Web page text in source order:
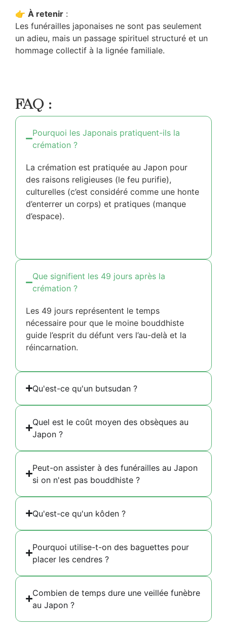
👉 À retenir :
Les funérailles japonaises ne sont pas seulement
un adieu, mais un passage spirituel structuré et un
hommage collectif à la lignée familiale.
FAQ :
Pourquoi les Japonais pratiquent-ils la
crémation ?
La crémation est pratiquée au Japon pour
des raisons religieuses (le feu purifie),
culturelles (c’est considéré comme une honte
d’enterrer un corps) et pratiques (manque
d’espace).
Que signifient les 49 jours après la
crémation ?
Les 49 jours représentent le temps
nécessaire pour que le moine bouddhiste
guide l’esprit du défunt vers l’au-delà et la
réincarnation.
Qu'est-ce qu'un butsudan ?
Quel est le coût moyen des obsèques au
Japon ?
Peut-on assister à des funérailles au Japon
si on n'est pas bouddhiste ?
Qu'est-ce qu'un kôden ?
Pourquoi utilise-t-on des baguettes pour
placer les cendres ?
Combien de temps dure une veillée funèbre
au Japon ?